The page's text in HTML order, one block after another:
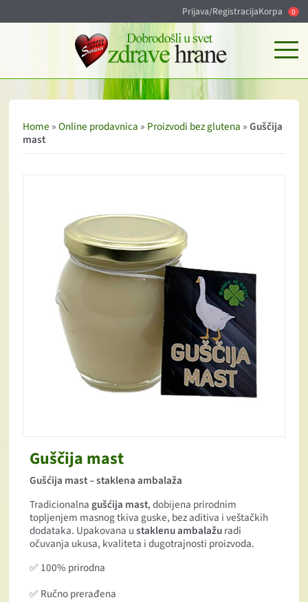
Prijava/RegistracijaKorpa 0
Home »Online prodavnica » Proizvodi bez glutena »Guščija
mast
Guščija mast
Gušćija mast – staklena ambalaža
Tradicionalna gušćija mast, dobijena prirodnim
topljenjem masnog tkiva guske, bez aditiva i veštačkih
dodataka. Upakovana ustaklenu ambalažuradi
očuvanja ukusa, kvaliteta i dugotrajnosti proizvoda.
✅ 100% prirodna
✅ Ručno prerađena